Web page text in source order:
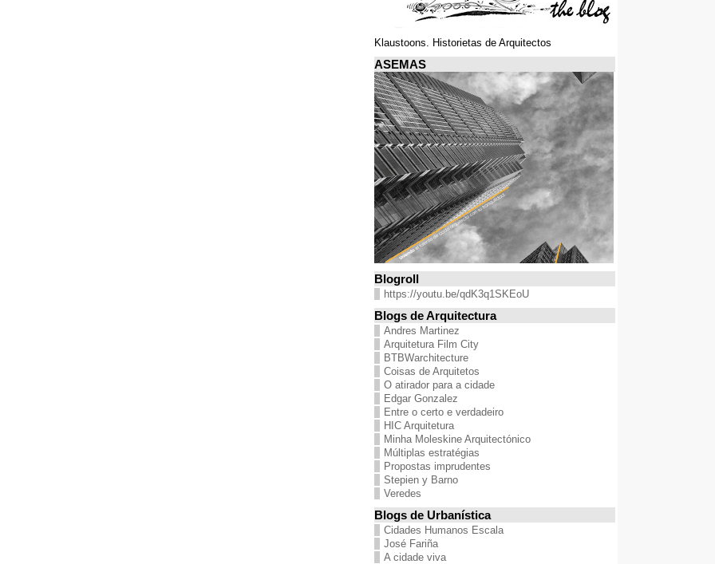
Klaustoons. Historietas de Arquitectos
ASEMAS
Blogroll
https://youtu.be/qdK3q1SKEoU
Blogs de Arquitectura
Andres Martinez
Arquitetura Film City
BTBWarchitecture
Coisas de Arquitetos
O atirador para a cidade
Edgar Gonzalez
Entre o certo e verdadeiro
HIC Arquitetura
Minha Moleskine Arquitectónico
Múltiplas estratégias
Propostas imprudentes
Stepien y Barno
Veredes
Blogs de Urbanística
Cidades Humanos Escala
José Fariña
A cidade viva